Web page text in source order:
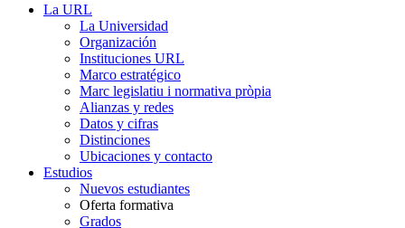
La URL
La Universidad
Organización
Instituciones URL
Marco estratégico
Marc legislatiu i normativa pròpia
Alianzas y redes
Datos y cifras
Distinciones
Ubicaciones y contacto
Estudios
Nuevos estudiantes
Oferta formativa
Grados